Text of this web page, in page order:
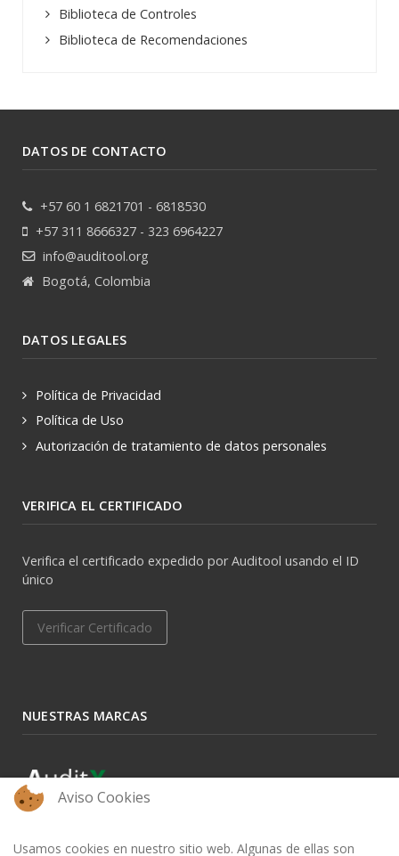
Biblioteca de Controles
Biblioteca de Recomendaciones
DATOS DE CONTACTO
+57 60 1 6821701 - 6818530
+57 311 8666327 - 323 6964227
info@auditool.org
Bogotá, Colombia
DATOS LEGALES
Política de Privacidad
Política de Uso
Autorización de tratamiento de datos personales
VERIFICA EL CERTIFICADO
Verifica el certificado expedido por Auditool usando el ID
único
Verificar Certificado
NUESTRAS MARCAS
Aviso Cookies
Usamos cookies en nuestro sitio web. Algunas de ellas son